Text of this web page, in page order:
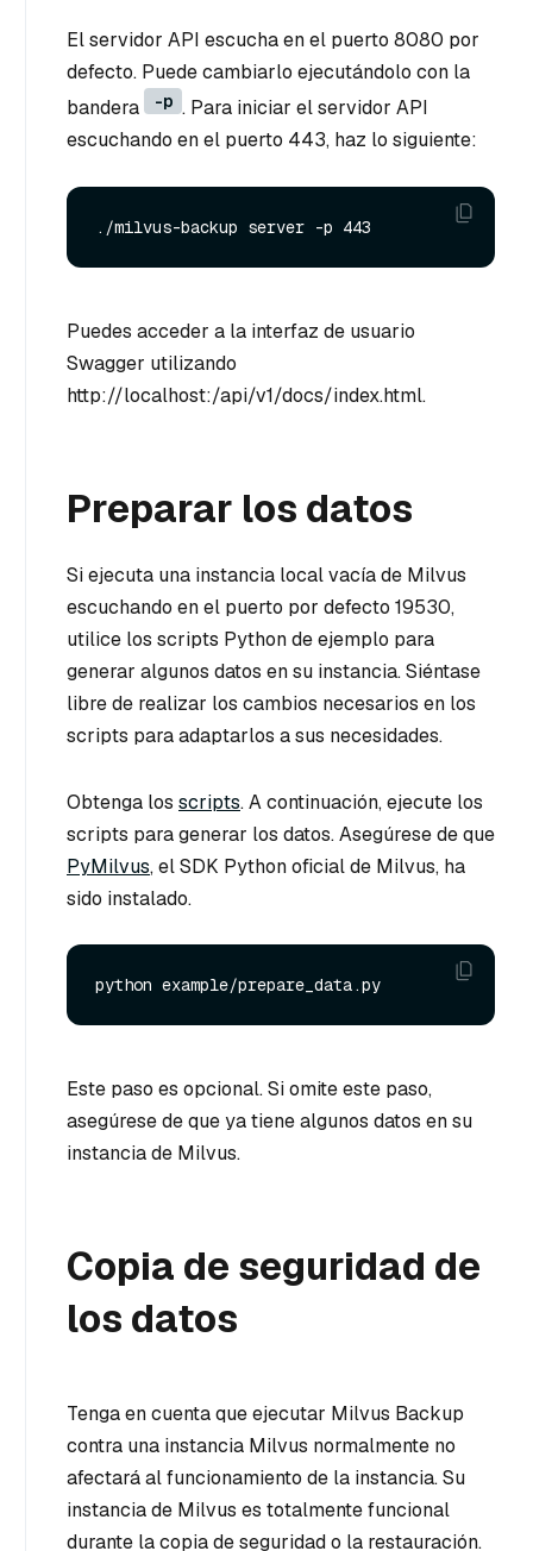
El servidor API escucha en el puerto 8080 por
defecto. Puede cambiarlo ejecutándolo con la
bandera
-p . Para iniciar el servidor API
escuchando en el puerto 443, haz lo siguiente:
Puedes acceder a la interfaz de usuario
Swagger utilizando
http://localhost:/api/v1/docs/index.html.
Preparar los datos
Si ejecuta una instancia local vacía de Milvus
escuchando en el puerto por defecto 19530,
utilice los scripts Python de ejemplo para
generar algunos datos en su instancia. Siéntase
libre de realizar los cambios necesarios en los
scripts para adaptarlos a sus necesidades.
Obtenga los scripts. A continuación, ejecute los
scripts para generar los datos. Asegúrese de que
PyMilvus, el SDK Python oficial de Milvus, ha
sido instalado.
Este paso es opcional. Si omite este paso,
asegúrese de que ya tiene algunos datos en su
instancia de Milvus.
Copia de seguridad de
los datos
Tenga en cuenta que ejecutar Milvus Backup
contra una instancia Milvus normalmente no
afectará al funcionamiento de la instancia. Su
instancia de Milvus es totalmente funcional
durante la copia de seguridad o la restauración.